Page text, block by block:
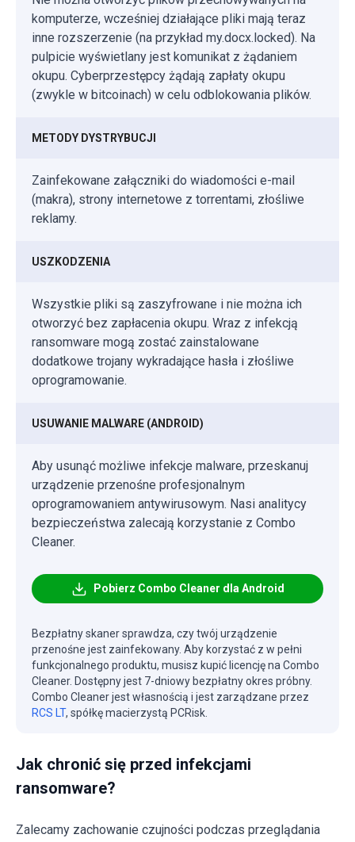
komputerze, wcześniej działające pliki mają teraz
inne rozszerzenie (na przykład my.docx.locked). Na
pulpicie wyświetlany jest komunikat z żądaniem
okupu. Cyberprzestępcy żądają zapłaty okupu
(zwykle w bitcoinach) w celu odblokowania plików.
METODY DYSTRYBUCJI
Zainfekowane załączniki do wiadomości e-mail
(makra), strony internetowe z torrentami, złośliwe
reklamy.
USZKODZENIA
Wszystkie pliki są zaszyfrowane i nie można ich
otworzyć bez zapłacenia okupu. Wraz z infekcją
ransomware mogą zostać zainstalowane
dodatkowe trojany wykradające hasła i złośliwe
oprogramowanie.
USUWANIE MALWARE (ANDROID)
Aby usunąć możliwe infekcje malware, przeskanuj
urządzenie przenośne profesjonalnym
oprogramowaniem antywirusowym. Nasi analitycy
bezpieczeństwa zalecają korzystanie z Combo
Cleaner.
Pobierz Combo Cleaner dla Android
Bezpłatny skaner sprawdza, czy twój urządzenie
przenośne jest zainfekowany. Aby korzystać z w pełni
funkcjonalnego produktu, musisz kupić licencję na Combo
Cleaner. Dostępny jest 7-dniowy bezpłatny okres próbny.
Combo Cleaner jest własnością i jest zarządzane przez
RCS LT, spółkę macierzystą PCRisk.
Jak chronić się przed infekcjami
ransomware?
Zalecamy zachowanie czujności podczas przeglądania